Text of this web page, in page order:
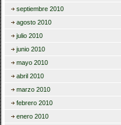
septiembre 2010
agosto 2010
julio 2010
junio 2010
mayo 2010
abril 2010
marzo 2010
febrero 2010
enero 2010